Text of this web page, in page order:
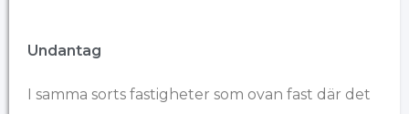
Undantag
I samma sorts fastigheter som ovan fast där det